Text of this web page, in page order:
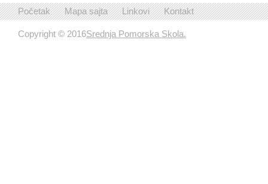
Početak Mapa sajta Linkovi Kontakt
Copyright © 2016Srednja Pomorska Skola.